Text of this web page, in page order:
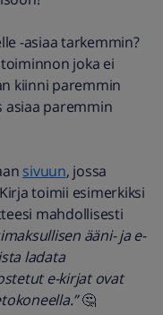
-asiaa tarkemmin?
joka ei
kiinni paremmin
asiaa paremmin
sivuun, jossa
toimii esimerkiksi
mahdollisesti
ääni- ja e-
ladata
e-kirjat ovat
🤔